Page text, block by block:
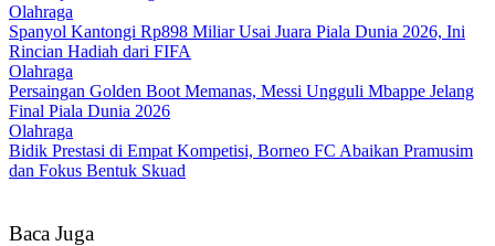
Olahraga
Spanyol Kantongi Rp898 Miliar Usai Juara Piala Dunia 2026, Ini
Rincian Hadiah dari FIFA‎
Olahraga
Persaingan Golden Boot Memanas, Messi Ungguli Mbappe Jelang
Final Piala Dunia 2026‎
Olahraga
Bidik Prestasi di Empat Kompetisi, Borneo FC Abaikan Pramusim
dan Fokus Bentuk Skuad
Baca Juga